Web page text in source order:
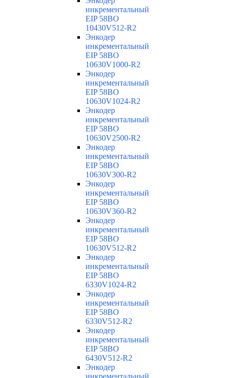
инкрементальный
EIP 58BO
10430V512-R2
Энкодер
инкрементальный
EIP 58BO
10630V1000-R2
Энкодер
инкрементальный
EIP 58BO
10630V1024-R2
Энкодер
инкрементальный
EIP 58BO
10630V2500-R2
Энкодер
инкрементальный
EIP 58BO
10630V300-R2
Энкодер
инкрементальный
EIP 58BO
10630V360-R2
Энкодер
инкрементальный
EIP 58BO
10630V512-R2
Энкодер
инкрементальный
EIP 58BO
6330V1024-R2
Энкодер
инкрементальный
EIP 58BO
6330V512-R2
Энкодер
инкрементальный
EIP 58BO
6430V512-R2
Энкодер